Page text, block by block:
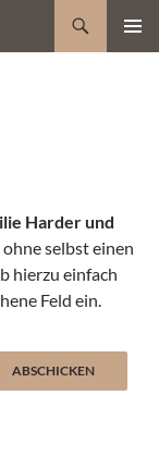
Harder und
selbst einen
hierzu einfach
Feld ein.